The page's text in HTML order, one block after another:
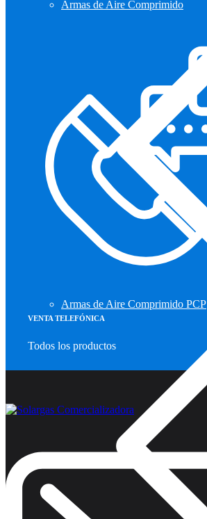
Armas de Aire Comprimido
Armas de Aire Comprimido PCP
VENTA TELEFÓNICA
Todos los productos